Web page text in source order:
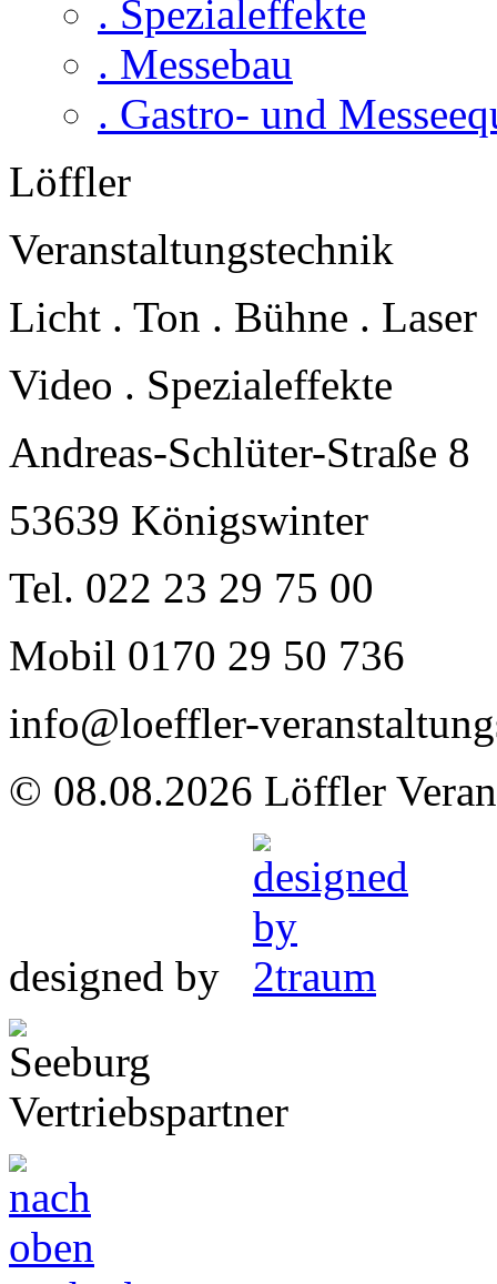
. Spezialeffekte
. Messebau
. Gastro- und
Löffler
Veranstaltungstechnik
Licht . Ton . Bühne . Laser
Video . Spezialeffekte
Andreas-Schlüter-Straße 8
53639 Königswinter
Tel. 022 23 29 75 00
Mobil 0170 29 50 736
info@loeffler-
© 08.08.2026 Löffler
designed by
Vertriebspartner